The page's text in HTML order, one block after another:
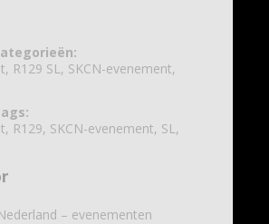
, R129 SL , SKCN-evenement,
, R129, SKCN-evenement, SL ,
– evenementen